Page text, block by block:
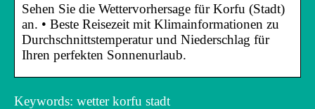
Sehen Sie die Wettervorhersage für Korfu (Stadt)
an. • Beste Reisezeit mit Klimainformationen zu
Durchschnittstemperatur und Niederschlag für
Ihren perfekten Sonnenurlaub.
Keywords: wetter korfu stadt